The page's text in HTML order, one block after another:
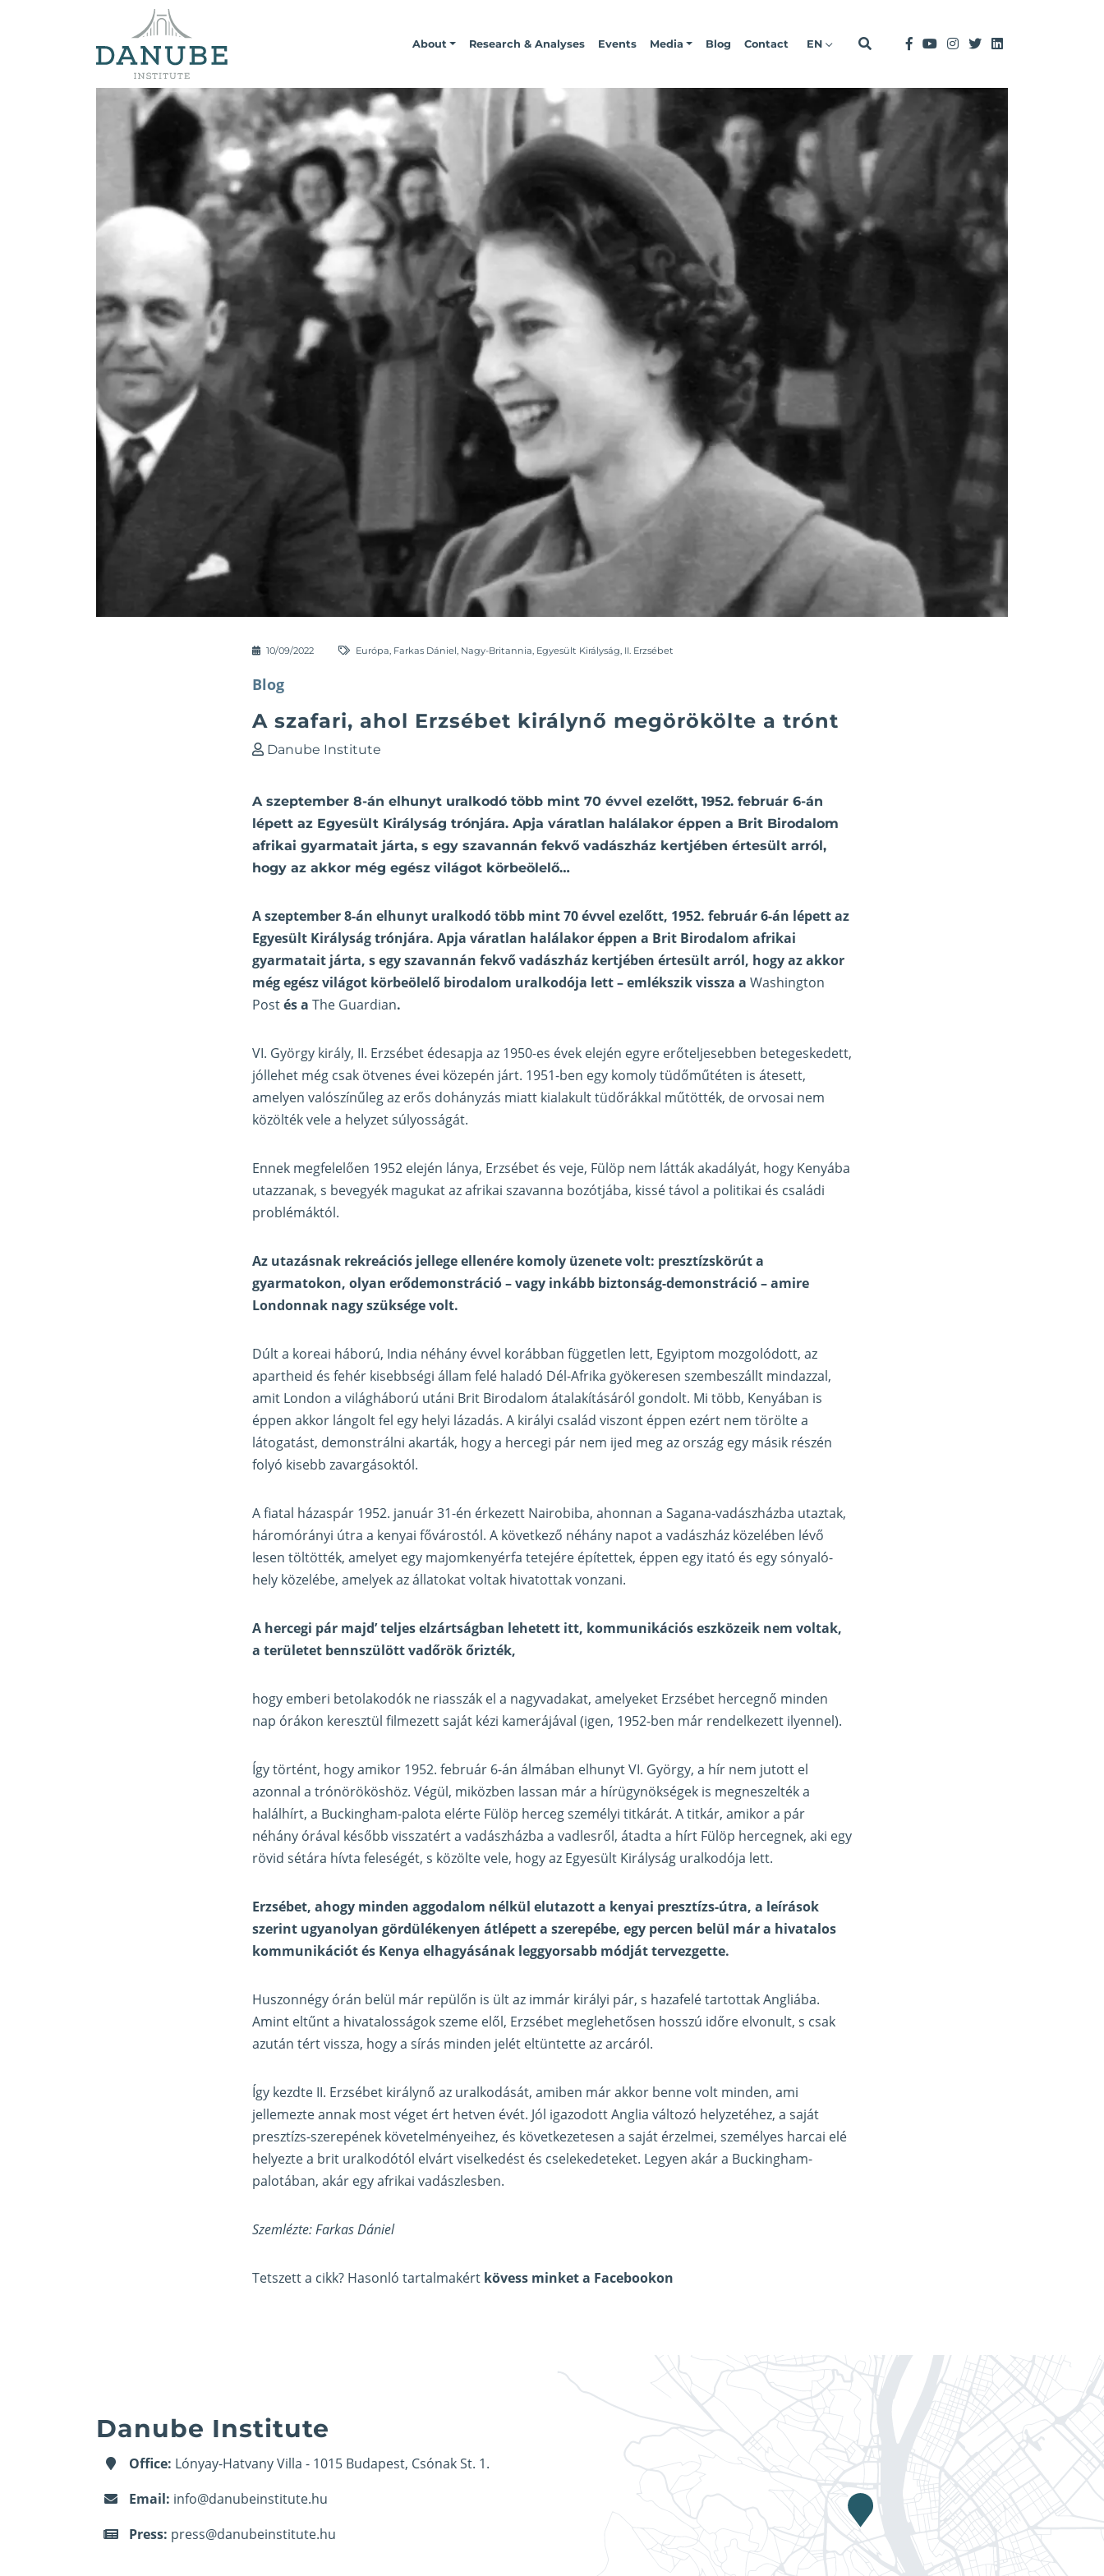
About Research & Analyses Events Media Blog Contact EN
10/09/2022 Európa Farkas Dániel Nagy-Britannia Egyesült Királyság II. Erzsébet
Blog
A szafari, ahol Erzsébet királynő megörökölte a trónt
Danube Institute
A szeptember 8-án elhunyt uralkodó több mint 70 évvel ezelőtt, 1952. február 6-án
lépett az Egyesült Királyság trónjára. Apja váratlan halálakor éppen a Brit Birodalom
afrikai gyarmatait járta, s egy szavannán fekvő vadászház kertjében értesült arról,
hogy az akkor még egész világot körbeölelő…
A szeptember 8-án elhunyt uralkodó több mint 70 évvel ezelőtt, 1952. február 6-án lépett az
Egyesült Királyság trónjára. Apja váratlan halálakor éppen a Brit Birodalom afrikai
gyarmatait járta, s egy szavannán fekvő vadászház kertjében értesült arról, hogy az akkor
még egész világot körbeölelő birodalom uralkodója lett – emlékszik vissza a Washington
Postés a The Guardian.
VI. György király, II. Erzsébet édesapja az 1950-es évek elején egyre erőteljesebben betegeskedett,
jóllehet még csak ötvenes évei közepén járt. 1951-ben egy komoly tüdőműtéten is átesett,
amelyen valószínűleg az erős dohányzás miatt kialakult tüdőrákkal műtötték, de orvosai nem
közölték vele a helyzet súlyosságát.
Ennek megfelelően 1952 elején lánya, Erzsébet és veje, Fülöp nem látták akadályát, hogy Kenyába
utazzanak, s bevegyék magukat az afrikai szavanna bozótjába, kissé távol a politikai és családi
problémáktól.
Az utazásnak rekreációs jellege ellenére komoly üzenete volt: presztízskörút a
gyarmatokon, olyan erődemonstráció – vagy inkább biztonság-demonstráció – amire
Londonnak nagy szüksége volt.
Dúlt a koreai háború, India néhány évvel korábban független lett, Egyiptom mozgolódott, az
apartheid és fehér kisebbségi állam felé haladó Dél-Afrika gyökeresen szembeszállt mindazzal,
amit London a világháború utáni Brit Birodalom átalakításáról gondolt. Mi több, Kenyában is
éppen akkor lángolt fel egy helyi lázadás. A királyi család viszont éppen ezért nem törölte a
látogatást, demonstrálni akarták, hogy a hercegi pár nem ijed meg az ország egy másik részén
folyó kisebb zavargásoktól.
A fiatal házaspár 1952. január 31-én érkezett Nairobiba, ahonnan a Sagana-vadászházba utaztak,
háromórányi útra a kenyai fővárostól. A következő néhány napot a vadászház közelében lévő
lesen töltötték, amelyet egy majomkenyérfa tetejére építettek, éppen egy itató és egy sónyaló-
hely közelébe, amelyek az állatokat voltak hivatottak vonzani.
A hercegi pár majd’ teljes elzártságban lehetett itt, kommunikációs eszközeik nem voltak,
a területet bennszülött vadőrök őrizték,
hogy emberi betolakodók ne riasszák el a nagyvadakat, amelyeket Erzsébet hercegnő minden
nap órákon keresztül filmezett saját kézi kamerájával (igen, 1952-ben már rendelkezett ilyennel).
Így történt, hogy amikor 1952. február 6-án álmában elhunyt VI. György, a hír nem jutott el
azonnal a trónörököshöz. Végül, miközben lassan már a hírügynökségek is megneszelték a
halálhírt, a Buckingham-palota elérte Fülöp herceg személyi titkárát. A titkár, amikor a pár
néhány órával később visszatért a vadászházba a vadlesről, átadta a hírt Fülöp hercegnek, aki egy
rövid sétára hívta feleségét, s közölte vele, hogy az Egyesült Királyság uralkodója lett.
Erzsébet, ahogy minden aggodalom nélkül elutazott a kenyai presztízs-útra, a leírások
szerint ugyanolyan gördülékenyen átlépett a szerepébe, egy percen belül már a hivatalos
kommunikációt és Kenya elhagyásának leggyorsabb módját tervezgette.
Huszonnégy órán belül már repülőn is ült az immár királyi pár, s hazafelé tartottak Angliába.
Amint eltűnt a hivatalosságok szeme elől, Erzsébet meglehetősen hosszú időre elvonult, s csak
azután tért vissza, hogy a sírás minden jelét eltüntette az arcáról.
Így kezdte II. Erzsébet királynő az uralkodását, amiben már akkor benne volt minden, ami
jellemezte annak most véget ért hetven évét. Jól igazodott Anglia változó helyzetéhez, a saját
presztízs-szerepének követelményeihez, és következetesen a saját érzelmei, személyes harcai elé
helyezte a brit uralkodótól elvárt viselkedést és cselekedeteket. Legyen akár a Buckingham-
palotában, akár egy afrikai vadászlesben.
Szemlézte: Farkas Dániel
Tetszett a cikk? Hasonló tartalmakért kövess minket a Facebookon
Danube Institute
Office: Lónyay-Hatvany Villa - 1015 Budapest, Csónak St. 1.
Email: info@danubeinstitute.hu
Press: press@danubeinstitute.hu